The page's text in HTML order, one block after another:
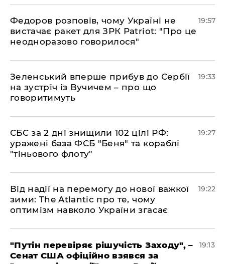
​Федоров розповів, чому Україні не
вистачає ракет для ЗРК Patriot: "Про це
неодноразово говорилося"
19:57
​Зеленський вперше прибув до Сербії
на зустріч із Вучичем – про що
говоритимуть
19:33
​СБС за 2 дні знищили 102 цілі РФ:
уражені база ФСБ "Беня" та кораблі
"тіньового флоту"
19:27
​Від надії на перемогу до нової важкої
зими: The Atlantic про те, чому
оптимізм навколо України згасає
19:22
​"Путін перевіряє рішучість Заходу", –
Сенат США офіційно взявся за
19:13